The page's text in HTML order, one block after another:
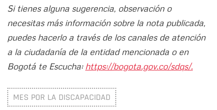
Si tienes alguna sugerencia, observación o
necesitas más información sobre la nota publicada,
puedes hacerlo a través de los canales de atención
a la ciudadanía de la entidad mencionada o en
Bogotá te Escucha: https://bogota.gov.co/sdqs/.
MES POR LA DISCAPACIDAD